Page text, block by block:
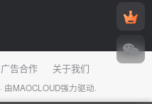
广告合作 关于我们
· 由MAOCLOUD强力驱动.